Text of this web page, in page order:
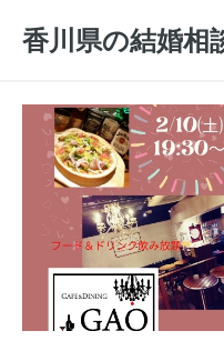
香川県の結婚